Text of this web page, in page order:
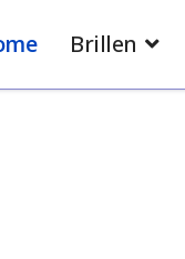
Brillen